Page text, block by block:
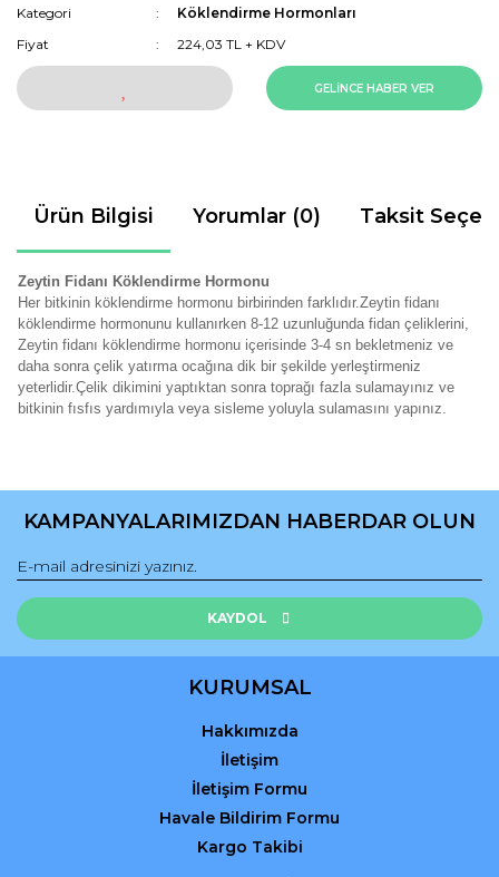
Kategori
Köklendirme Hormonları
Fiyat
224,03 TL + KDV
GELİNCE HABER VER
Ürün Bilgisi Yorumlar (0) Taksit
Zeytin Fidanı Köklendirme Hormonu
Her bitkinin köklendirme hormonu birbirinden farklıdır.Zeytin fidanı
köklendirme hormonunu kullanırken 8-12 uzunluğunda fidan çeliklerini,
Zeytin fidanı köklendirme hormonu içerisinde 3-4 sn bekletmeniz ve
daha sonra çelik yatırma ocağına dik bir şekilde yerleştirmeniz
yeterlidir.Çelik dikimini yaptıktan sonra toprağı fazla sulamayınız ve
bitkinin fısfıs yardımıyla veya sisleme yoluyla sulamasını yapınız.
konularda yetersiz gördüğünüz noktaları öneri formunu
Görüş ve önerileriniz için teşekkür ederiz.
Ürün resmi kalitesiz, bozuk veya görüntülenemiyor.
Ürün açıklamasında eksik bilgiler bulunuyor.
Ürün fiyatı diğer sitelerden daha pahalı.
Gönder
KAMPANYALARIMIZDAN HABERDAR OLUN
KAYDOL
KURUMSAL
Hakkımızda
İletişim
İletişim Formu
Havale Bildirim Formu
Kargo Takibi